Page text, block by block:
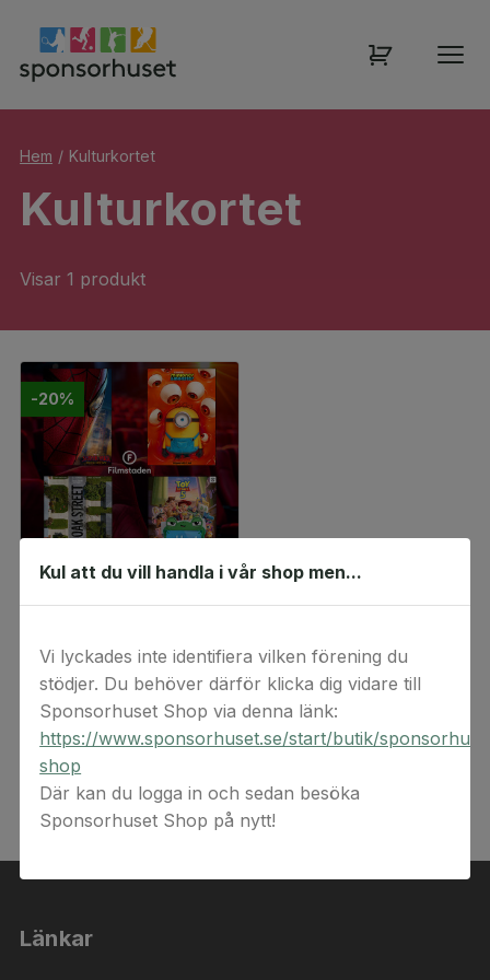
Hem / Kulturkortet
Kulturkortet
Visar 1 produkt
135 kr
Rek. pris 169 kr
-20%
Länkar
Kul att du vill handla i vår shop men...
Vi lyckades inte identifiera vilken förening du
stödjer. Du behöver därför klicka dig vidare till
Sponsorhuset Shop via denna länk:
https://www.sponsorhuset.se/start/butik/
shop
Där kan du logga in och sedan besöka
Sponsorhuset Shop på nytt!